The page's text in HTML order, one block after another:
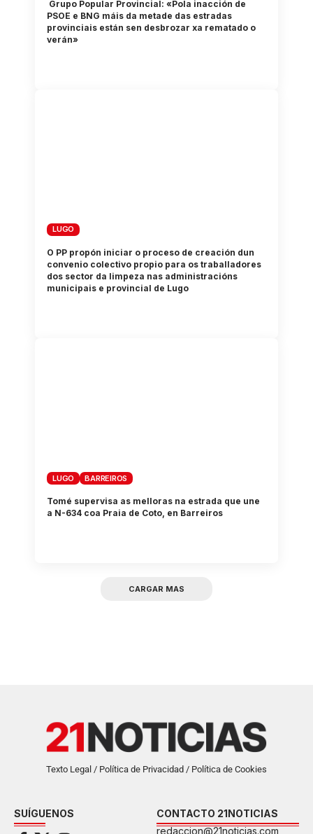
Grupo Popular Provincial: «Pola inacción de
PSOE e BNG máis da metade das estradas
provinciais están sen desbrozar xa rematado o
verán»
LUGO
O PP propón iniciar o proceso de creación dun
convenio colectivo propio para os traballadores
dos sector da limpeza nas administracións
municipais e provincial de Lugo
LUGO BARREIROS
Tomé supervisa as melloras na estrada que une
a N-634 coa Praia de Coto, en Barreiros
CARGAR MAS
Texto Legal / Política de Privacidad / Política de Cookies
SUÍGUENOS
CONTACTO 21NOTICIAS
redaccion@21noticias.com